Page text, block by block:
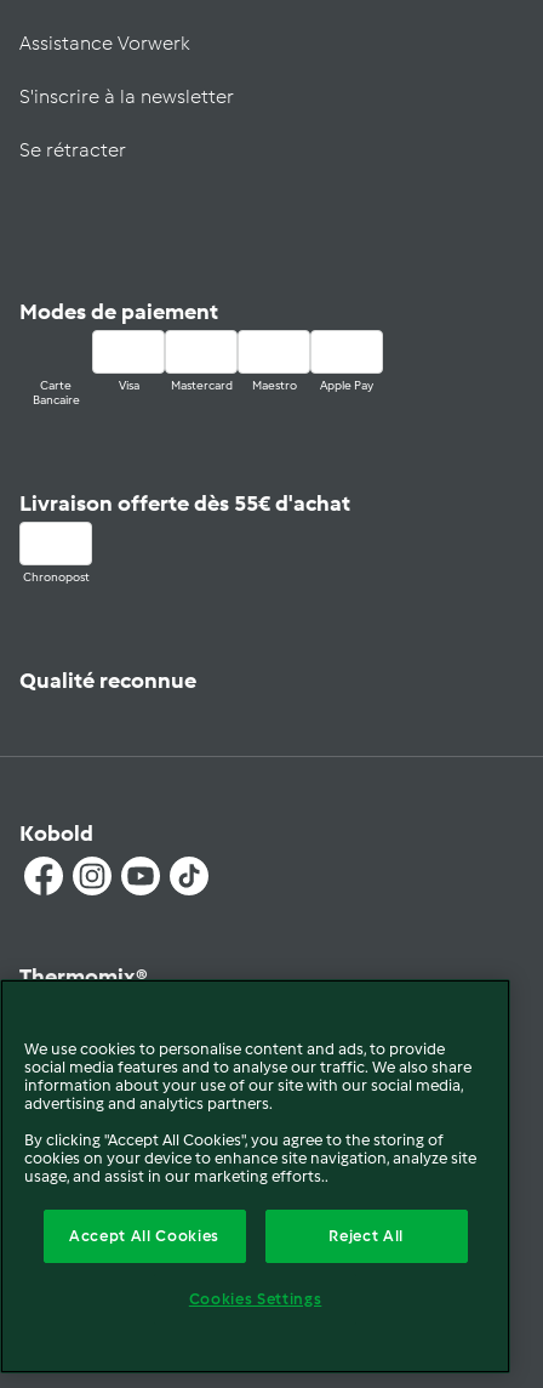
Assistance Vorwerk
S'inscrire à la newsletter
Se rétracter
Modes de paiement
Carte
Bancaire
Visa Mastercard Maestro Apple Pay
Livraison offerte dès 55€ d'achat
Chronopost
Qualité reconnue
Kobold
Thermomix®
© 2026 VorwerkQui sommes-nousMentions légales & CGU
We use cookies to personalise content and ads, to provide
social media features and to analyse our traffic. We also share
information about your use of our site with our social media,
advertising and analytics partners.
By clicking "Accept All Cookies", you agree to the storing of
cookies on your device to enhance site navigation, analyze site
usage, and assist in our marketing efforts..
Accept All Cookies Reject All
Cookies Settings